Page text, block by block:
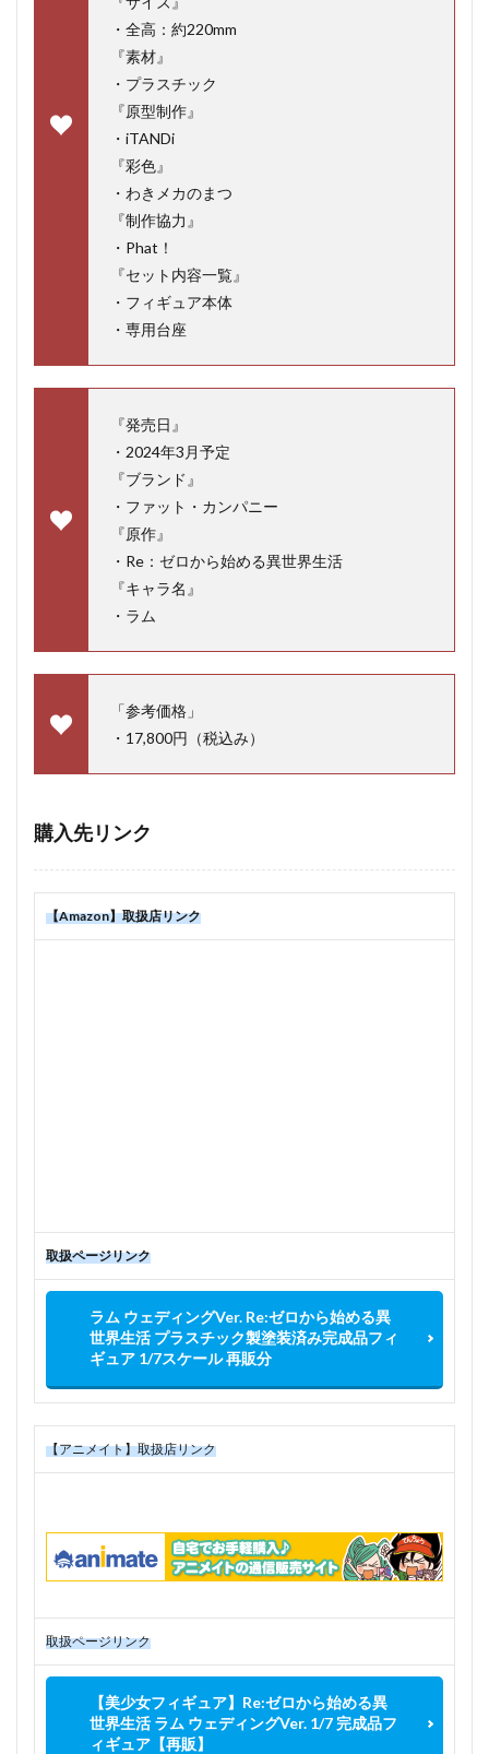
・全高：約220mm
『素材』
・プラスチック
『原型制作』
・iTANDi
『彩色』
・わきメカのまつ
『制作協力』
・Phat！
『セット内容一覧』
・フィギュア本体
・専用台座
『発売日』
・2024年3月予定
『ブランド』
・ファット・カンパニー
『原作』
・Re：ゼロから始める異世界生活
『キャラ名』
・ラム
「参考価格」
・17,800円（税込み）
購入先リンク
【Amazon】取扱店リンク
取扱ページリンク
ラム ウェディングVer. Re:ゼロから始める異
世界生活 プラスチック製塗装済み完成品フィ
ギュア 1/7スケール 再販分
【アニメイト】取扱店リンク
取扱ページリンク
【美少女フィギュア】Re:ゼロから始める異
世界生活 ラム ウェディングVer. 1/7 完成品フ
ィギュア【再販】